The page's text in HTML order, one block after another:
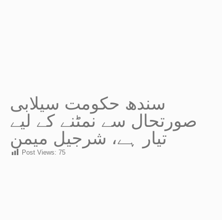
سندھ حکومت سیلابی
صورتحال سے نمٹنے کے لیے
تیار ہے، شرجیل میمن
Post Views: 75